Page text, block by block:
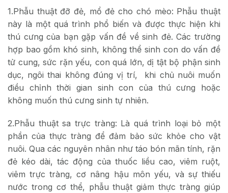
1.Phẫu thuật đỡ đẻ, mổ đẻ cho chó mèo: Phẫu thuật
này là một quá trình phổ biến và được thực hiện khi
thú cưng của bạn gặp vấn đề về sinh đẻ. Các trường
hợp bao gồm khó sinh, không thể sinh con do vấn đề
tử cung, sức rặn yếu, con quá lớn, dị tật bộ phận sinh
dục, ngôi thai không đúng vị trí, khi chủ nuôi muốn
điều chỉnh thời gian sinh con của thú cưng hoặc
không muốn thú cưng sinh tự nhiên.
2.Phẫu thuật sa trực tràng: Là quá trình loại bỏ một
phần của thực tràng để đảm bảo sức khỏe cho vật
nuôi. Qua các nguyên nhân như táo bón mãn tính, rặn
đẻ kéo dài, tác động của thuốc liều cao, viêm ruột,
viêm trực tràng, cơ nâng hậu môn yếu, và sự thiếu
nước trong cơ thể, phẫu thuật giảm thực tràng giúp